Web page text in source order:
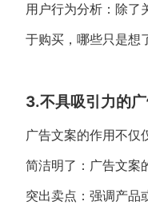
用户行为分析：除了
于购买，哪些只是想
3.不具吸引力的
广告文案的作用不仅
简洁明了：广告文案
突出卖点：强调产品